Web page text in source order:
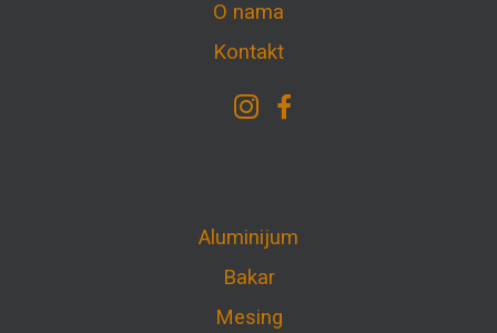
O nama
Kontakt
Aluminijum
Bakar
Mesing